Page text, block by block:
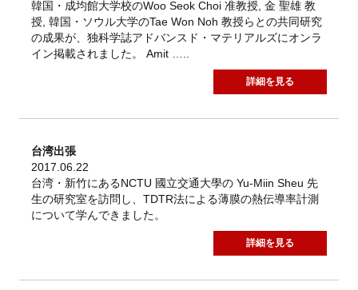
韓国・成均館大学校のWoo Seok Choi 准教授, 金 聖雄 教
授, 韓国・ソウル大学のTae Won Noh 教授らとの共同研究
の成果が、独科学誌アドバンスド・マテリアルズにオンラ
イン掲載されました。 Amit …..
詳細を見る
台湾出張
2017.06.22
台湾・新竹にあるNCTU 國立交通大學の Yu-Miin Sheu 先
生の研究室を訪問し、TDTR法による薄膜の熱伝導率計測
について学んできました。
詳細を見る